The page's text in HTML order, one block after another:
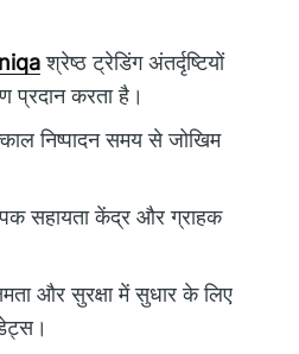
श्रेष्ठ ट्रेडिंग अंतर्दृष्टियों
प्रदान करता है।
निष्पादन समय से जोखिम
सहायता केंद्र और ग्राहक
और सुरक्षा में सुधार के लिए